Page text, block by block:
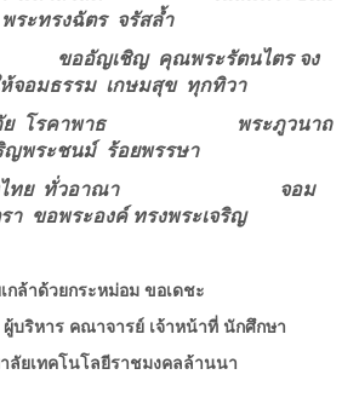
พระทรงฉัตร จรัสล้ำ
คุณพระรัตนไตร จง
รรม เกษมสุข ทุกทิวา
โรคาพาธ
พระภูวนาถ
ญพระชนม์ ร้อยพรรษา
ทย ทั่วอาณา
จอม
า ขอพระองค์ ทรงพระเจริญ
กล้าด้วยกระหม่อม ขอเดชะ
บริหาร คณาจารย์ เจ้าหน้าที่ นักศึกษา
ลัยเทคโนโลยีราชมงคลล้านนา